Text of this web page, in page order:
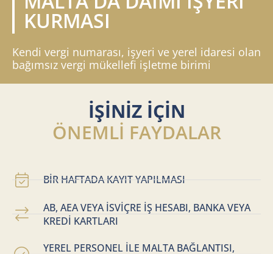
KURMASI
Kendi vergi numarası, işyeri ve yerel idaresi olan
bağımsız vergi mükellefi işletme birimi
İŞİNİZ İÇİN
ÖNEMLİ FAYDALAR
BİR HAFTADA KAYIT YAPILMASI
AB, AEA VEYA İSVİÇRE İŞ HESABI, BANKA VEYA
KREDİ KARTLARI
YEREL PERSONEL İLE MALTA BAĞLANTISI,